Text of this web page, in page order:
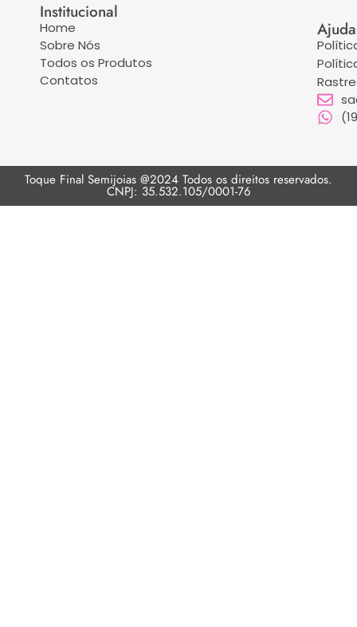
Institucional
Home
Sobre Nós
Todos os Produtos
Contatos
Ajuda
Toque Final Semijoias @2024 Todos os direitos reservados.
CNPJ: 35.532.105/0001-76